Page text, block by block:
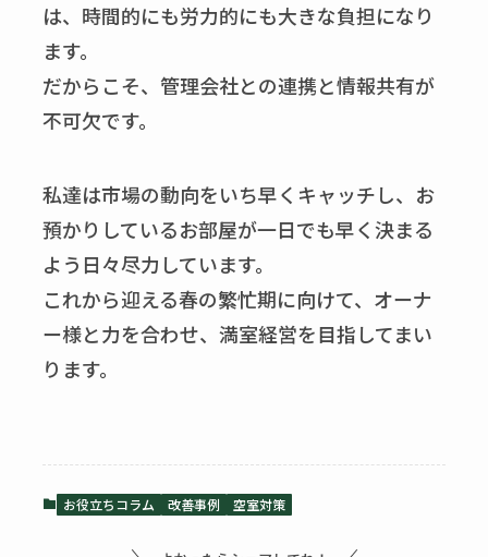
は、時間的にも労力的にも大きな負担になり
ます。
だからこそ、管理会社との連携と情報共有が
不可欠です。
私達は市場の動向をいち早くキャッチし、お
預かりしているお部屋が一日でも早く決まる
よう日々尽力しています。
これから迎える春の繁忙期に向けて、オーナ
ー様と力を合わせ、満室経営を目指してまい
ります。
お役立ちコラム 改善事例 空室対策